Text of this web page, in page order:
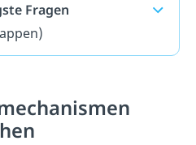
Fragen